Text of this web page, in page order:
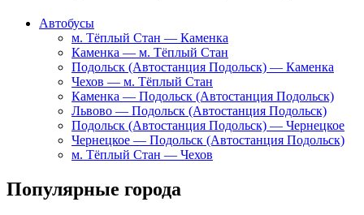
Автобусы
м. Тёплый Стан — Каменка
Каменка — м. Тёплый Стан
Подольск (Автостанция Подольск) — Каменка
Чехов — м. Тёплый Стан
Каменка — Подольск (Автостанция Подольск)
Львово — Подольск (Автостанция Подольск)
Подольск (Автостанция Подольск) — Чернецкое
Чернецкое — Подольск (Автостанция Подольск)
м. Тёплый Стан — Чехов
Популярные города